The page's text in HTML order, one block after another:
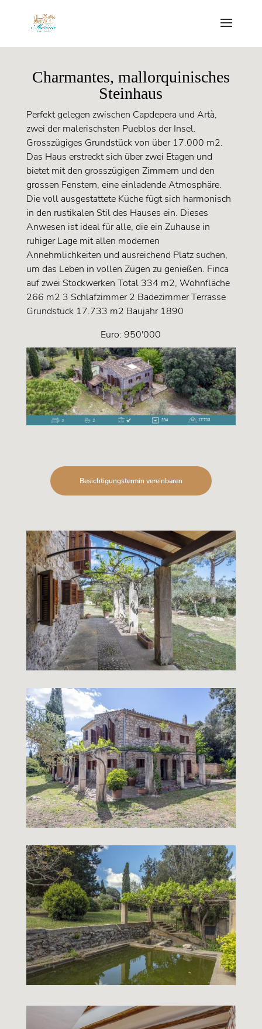
Charmantes, mallorquinisches
Steinhaus
Perfekt gelegen zwischen Capdepera und Artà,
zwei der malerischsten Pueblos der Insel.
Grosszügiges Grundstück von über 17.000 m2.
Das Haus erstreckt sich über zwei Etagen und
bietet mit den grosszügigen Zimmern und den
grossen Fenstern, eine einladende Atmosphäre.
Die voll ausgestattete Küche fügt sich harmonisch
in den rustikalen Stil des Hauses ein. Dieses
Anwesen ist ideal für alle, die ein Zuhause in
ruhiger Lage mit allen modernen
Annehmlichkeiten und ausreichend Platz suchen,
um das Leben in vollen Zügen zu genießen. Finca
auf zwei Stockwerken Total 334 m2, Wohnfläche
266 m2 3 Schlafzimmer 2 Badezimmer Terrasse
Grundstück 17.733 m2 Baujahr 1890
Euro: 950'000
Besichtigungstermin vereinbaren